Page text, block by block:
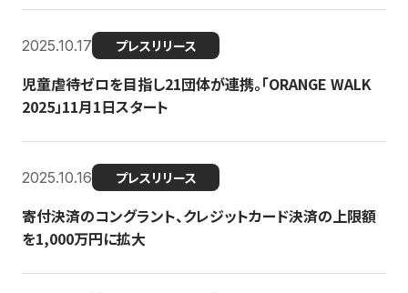
2025.10.17 プレスリリース
児童虐待ゼロを目指し21団体が連携。「ORANGE WALK
2025」11月1日スタート
2025.10.16 プレスリリース
寄付決済のコングラント、クレジットカード決済の上限額
を1,000万円に拡大